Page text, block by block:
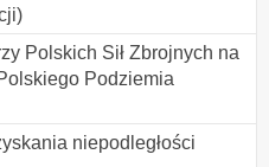
Polskich Sił Zbrojnych na
Podziemia
niepodległości